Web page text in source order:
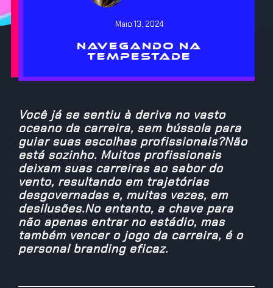
Maio 13, 2024
NAVEGANDO NA
TEMPESTADE
Você já se sentiu à deriva no vasto
oceano da carreira, sem bússola para
guiar suas escolhas profissionais?Não
está sozinho. Muitos profissionais
deixam suas carreiras ao sabor do
vento, resultando em trajetórias
desgovernadas e, muitas vezes, em
desilusões.No entanto, a chave para
não apenas entrar no estádio, mas
também vencer o jogo da carreira, é o
personal branding eficaz.